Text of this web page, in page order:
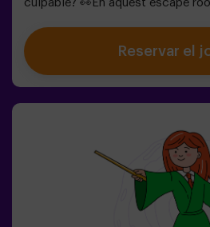
culpable? 👀En aquest escape
enigmes absurds (com els que li
Enfrontar-te a personatges
Reina de Cors!).🔹 Trobar el
❗Menors de 14 anys: requereixen
acompanyant.Opció amb
les condicions).
Reservar el